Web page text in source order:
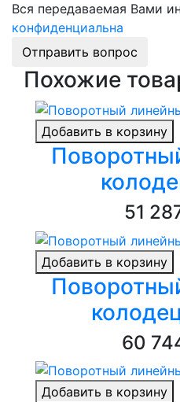
Вся передаваемая Вами
конфиденциальна
Отправить вопрос
Похожие
Добавить в корзину
51
Добавить в корзину
60
Добавить в корзину